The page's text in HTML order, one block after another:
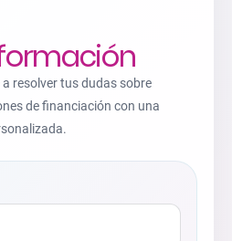
resolver tus dudas sobre
de financiación con una